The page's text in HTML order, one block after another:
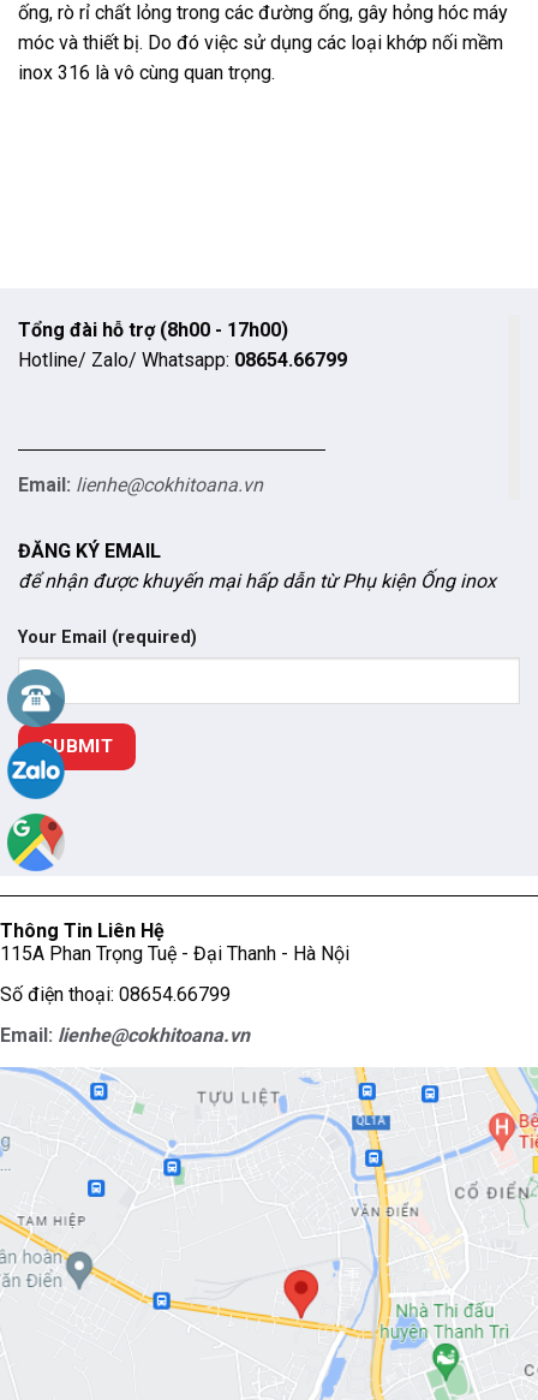
ống, rò rỉ chất lỏng trong các đường ống, gây hỏng hóc máy
móc và thiết bị. Do đó việc sử dụng các loại khớp nối mềm
inox 316 là vô cùng quan trọng.
Tổng đài hỗ trợ (8h00 - 17h00)
Hotline/ Zalo/ Whatsapp: 08654.66799
Email: lienhe@cokhitoana.vn
ĐĂNG KÝ EMAIL
để nhận được khuyến mại hấp dẫn từ Phụ kiện Ống inox
Your Email (required)
Thông Tin Liên Hệ
115A Phan Trọng Tuệ - Đại Thanh - Hà Nội
Số điện thoại: 08654.66799
Email: lienhe@cokhitoana.vn